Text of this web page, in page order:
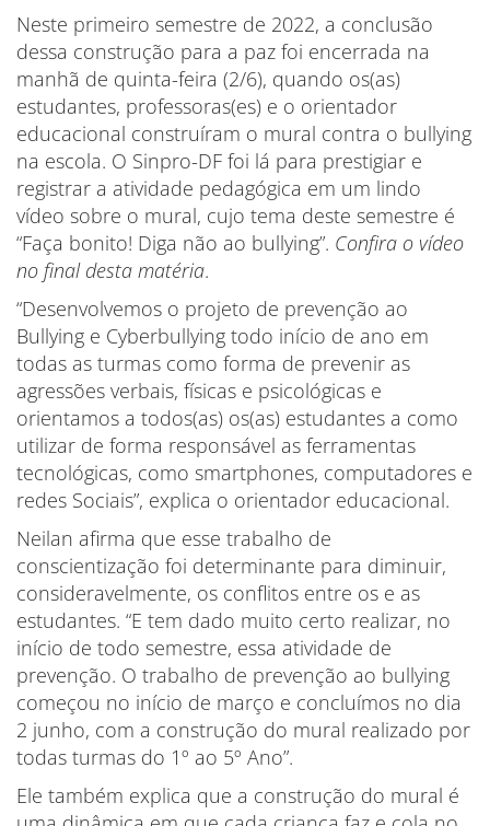
Neste primeiro semestre de 2022, a conclusão
dessa construção para a paz foi encerrada na
manhã de quinta-feira (2/6), quando os(as)
estudantes, professoras(es) e o orientador
educacional construíram o mural contra o bullying
na escola. O Sinpro-DF foi lá para prestigiar e
registrar a atividade pedagógica em um lindo
vídeo sobre o mural, cujo tema deste semestre é
“Faça bonito! Diga não ao bullying”. Confira o vídeo
no final desta matéria.
“Desenvolvemos o projeto de prevenção ao
Bullying e Cyberbullying todo início de ano em
todas as turmas como forma de prevenir as
agressões verbais, físicas e psicológicas e
orientamos a todos(as) os(as) estudantes a como
utilizar de forma responsável as ferramentas
tecnológicas, como smartphones, computadores e
redes Sociais”, explica o orientador educacional.
Neilan afirma que esse trabalho de
conscientização foi determinante para diminuir,
consideravelmente, os conflitos entre os e as
estudantes. “E tem dado muito certo realizar, no
início de todo semestre, essa atividade de
prevenção. O trabalho de prevenção ao bullying
começou no início de março e concluímos no dia
2 junho, com a construção do mural realizado por
todas turmas do 1º ao 5º Ano”.
Ele também explica que a construção do mural é